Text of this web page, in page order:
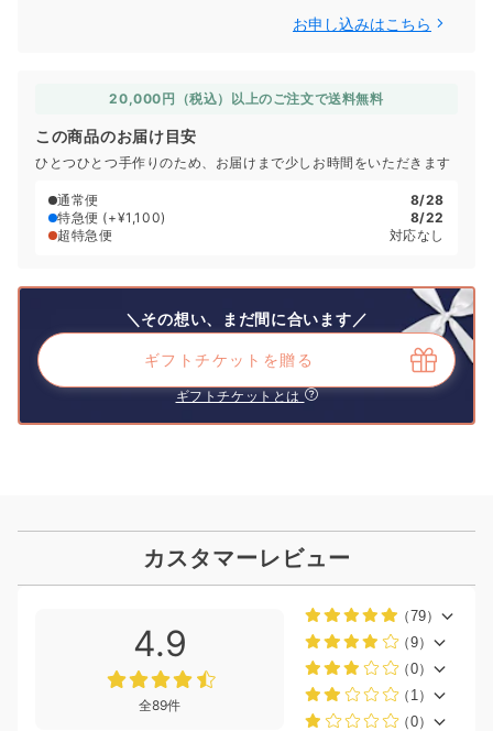
お申し込みはこちら
20,000円（税込）以上のご注文で送料無料
この商品のお届け目安
ひとつひとつ手作りのため、お届けまで少しお時間をいただきます
通常便
8/28
特急便 (+¥1,100)
8/22
超特急便
対応なし
＼その想い、まだ間に合います／
ギフトチケットを贈る
ギフトチケットとは
カスタマーレビュー
4.9
全89件
（79）
（9）
（0）
（1）
（0）